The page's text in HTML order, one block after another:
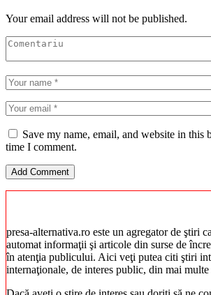
Your email address will not be published.
Save my name, email, and website in this
time I comment.
presa-alternativa.ro este un agregator de ştiri
automat informaţii şi articole din surse de
în atenţia publicului. Aici veţi putea citi ştiri
internaţionale, de interes public, din mai